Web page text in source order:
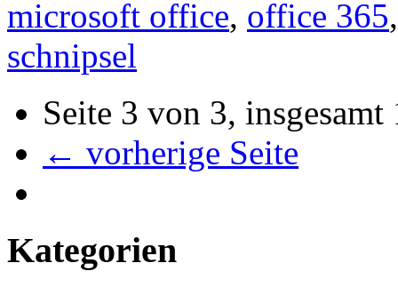
microsoft office, office 365
schnipsel
Seite 3 von 3, insgesamt
← vorherige Seite
Kategorien